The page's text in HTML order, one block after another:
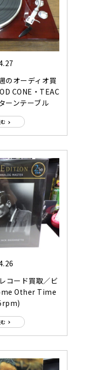
のオーディオ買
CONE・TEAC
ーンテーブル
コード買取／ビ
Other Time